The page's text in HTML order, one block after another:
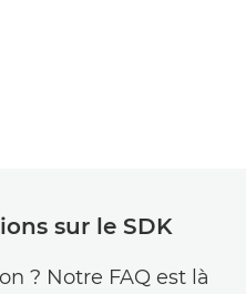
sur le SDK
? Notre FAQ est là